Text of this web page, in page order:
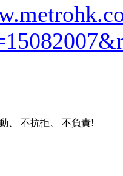
、 不抗拒、 不負責!